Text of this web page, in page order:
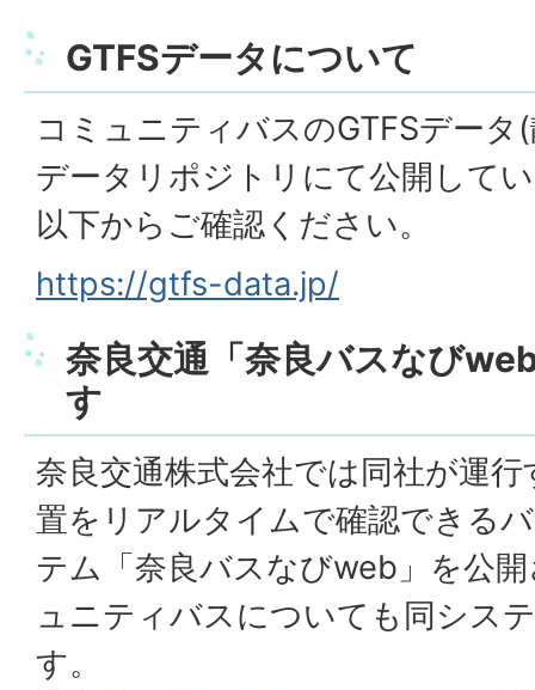
GTFSデータについて
コミュニティバスのGTFSデータ
データリポジトリにて公開して
以下からご確認ください。
https://gtfs-data.jp/
奈良交通「奈良バスなび
す
奈良交通株式会社では同社が運
置をリアルタイムで確認できる
テム「奈良バスなびweb」を公
ュニティバスについても同シス
す。